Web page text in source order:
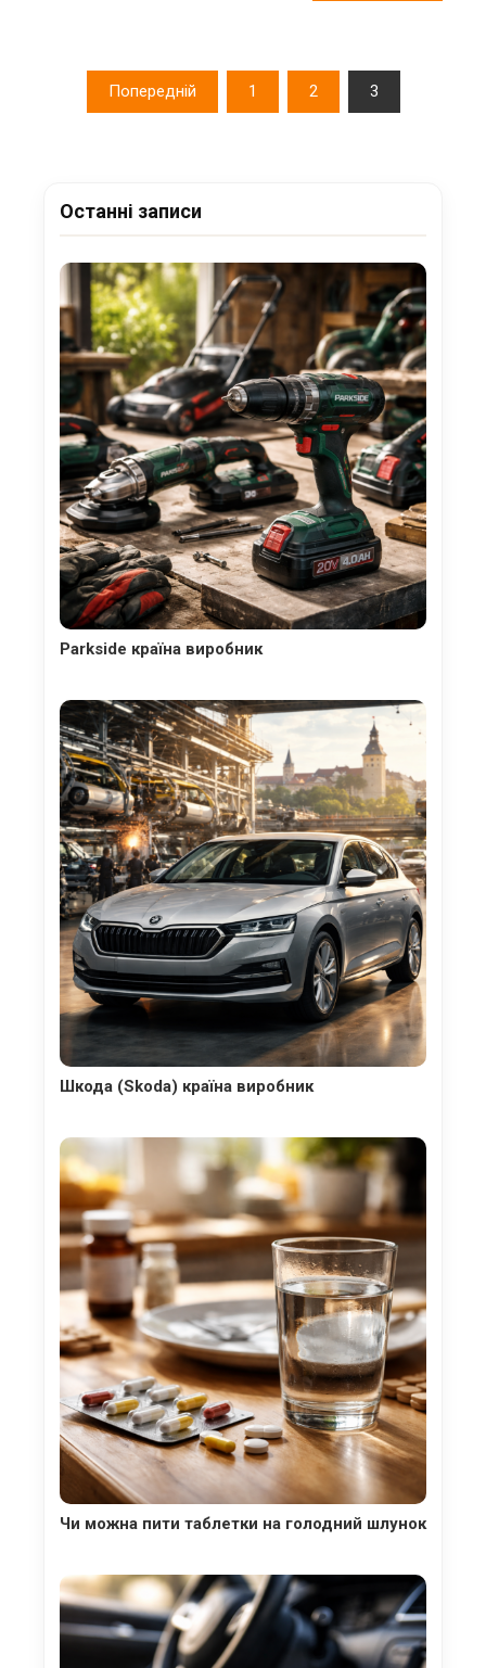
Пагінація
Попередній 1 2 3
Останні записи
Parkside країна виробник
Шкода (Skoda) країна виробник
Чи можна пити таблетки на голодний шлунок